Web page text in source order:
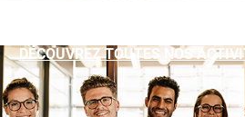
DÉCOUVREZ TOUTES NOS